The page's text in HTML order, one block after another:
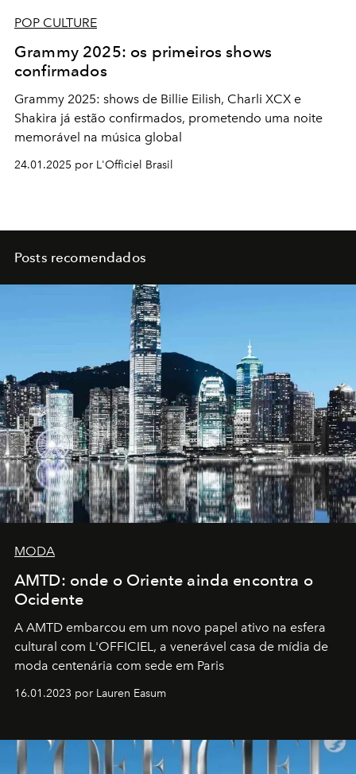
POP CULTURE
Grammy 2025: os primeiros shows
confirmados
Grammy 2025: shows de Billie Eilish, Charli XCX e
Shakira já estão confirmados, prometendo uma noite
memorável na música global
24.01.2025 por L'Officiel Brasil
Posts recomendados
MODA
AMTD: onde o Oriente ainda encontra o
Ocidente
A AMTD embarcou em um novo papel ativo na esfera
cultural com L'OFFICIEL, a venerável casa de mídia de
moda centenária com sede em Paris
16.01.2023 por Lauren Easum